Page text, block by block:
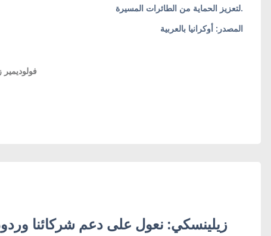
لتعزيز الحماية من الطائرات المسيرة.
المصدر: أوكرانيا بالعربية
زيلينسكي: نعول على دعم شركائنا